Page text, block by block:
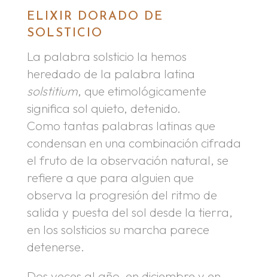
ELIXIR DORADO DE
SOLSTICIO
La palabra solsticio la hemos
heredado de la palabra latina
solstitium, que etimológicamente
significa sol quieto, detenido.
Como tantas palabras latinas que
condensan en una combinación cifrada
el fruto de la observación natural, se
refiere a que para alguien que
observa la progresión del ritmo de
salida y puesta del sol desde la tierra,
en los solsticios su marcha parece
detenerse.